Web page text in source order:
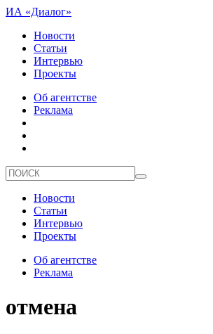
ИА «Диалог»
Новости
Статьи
Интервью
Проекты
Об агентстве
Реклама
Новости
Статьи
Интервью
Проекты
Об агентстве
Реклама
отмена